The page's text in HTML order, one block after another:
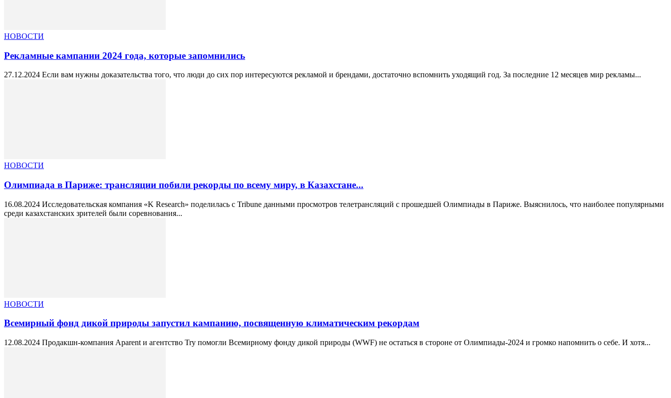
НОВОСТИ
Рекламные кампании 2024 года, которые запомнились
27.12.2024 Если вам нужны доказательства того, что люди до сих пор интересуются рекламой и брендами, достаточно вспомнить уходящий год. За последние 12 месяцев мир рекламы...
НОВОСТИ
Олимпиада в Париже: трансляции побили рекорды по всему миру, в Казахстане...
16.08.2024 Исследовательская компания «K Research» поделилась с Tribune данными просмотров телетрансляций с прошедшей Олимпиады в Париже. Выяснилось, что наиболее популярными
среди казахстанских зрителей были соревнования...
НОВОСТИ
Всемирный фонд дикой природы запустил кампанию, посвященную климатическим рекордам
12.08.2024 Продакшн-компания Aparent и агентство Try помогли Всемирному фонду дикой природы (WWF) не остаться в стороне от Олимпиады-2024 и громко напомнить о себе. И хотя...